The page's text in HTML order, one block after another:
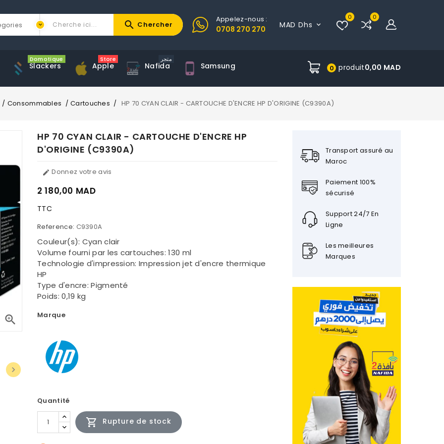
0
0
MAD Dhs 
Appelez-nous :
0708 270 270
search Chercher
Slackers
Domotique
Apple
Store
Nafida
متجر
Samsung 0 produit0,00 MAD
Consommables Cartouches HP 70 CYAN CLAIR - CARTOUCHE D'ENCRE HP D'ORIGINE (C9390A)


HP 70 CYAN CLAIR - CARTOUCHE D'ENCRE HP
D'ORIGINE (C9390A)
 Donnez votre avis
2 180,00 MAD
TTC
Reference: C9390A
Couleur(s): Cyan clair
Volume fourni par les cartouches: 130 ml
Technologie d'impression: Impression jet d'encre thermique
HP
Type d'encre: Pigmenté
Poids: 0,19 kg
Marque
Quantité
 Rupture de stock
Transport assuré au
Maroc
Paiement 100%
sécurisé
Support 24/7 En
Ligne
Les meilleures
Marques